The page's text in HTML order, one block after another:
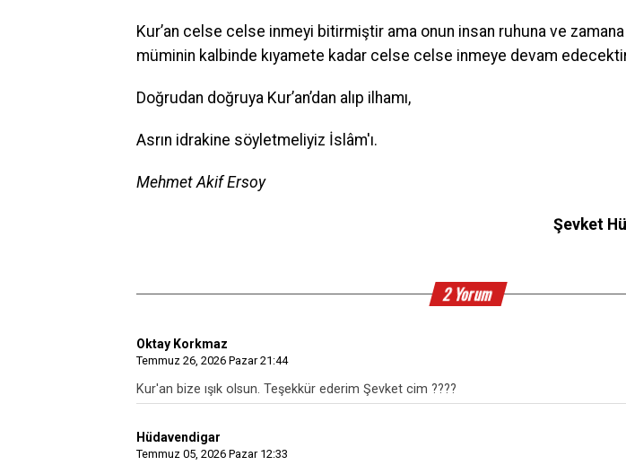
Kur’an celse celse inmeyi bitirmiştir ama onun insan ruhuna ve
müminin kalbinde kıyamete kadar celse celse inmeye devam
Doğrudan doğruya Kur’an’dan alıp ilhamı,
Asrın idrakine söyletmeliyiz İslâm'ı.
Mehmet Akif Ersoy
Şevket
2 Yorum
Oktay Korkmaz
Temmuz 26, 2026 Pazar 21:44
Kur'an bize ışık olsun. Teşekkür ederim Şevket cim ????
Hüdavendigar
Temmuz 05, 2026 Pazar 12:33